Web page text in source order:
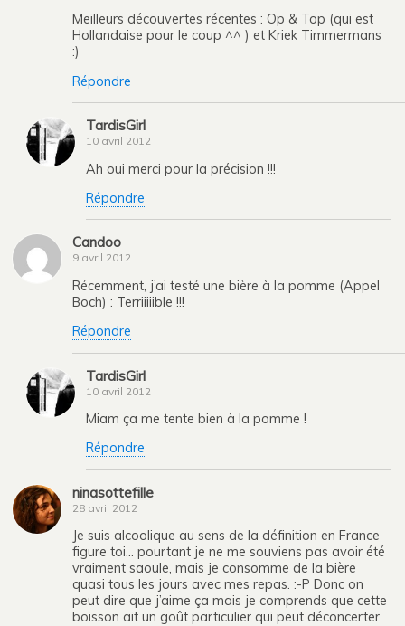
Meilleurs découvertes récentes : Op & Top (qui est
Hollandaise pour le coup ^^ ) et Kriek Timmermans
:)
Répondre
TardisGirl
10 avril 2012
Ah oui merci pour la précision !!!
Répondre
Candoo
9 avril 2012
Récemment, j’ai testé une bière à la pomme (Appel
Boch) : Terriiiiible !!!
Répondre
TardisGirl
10 avril 2012
Miam ça me tente bien à la pomme !
Répondre
ninasottefille
28 avril 2012
Je suis alcoolique au sens de la définition en France
figure toi… pourtant je ne me souviens pas avoir été
vraiment saoule, mais je consomme de la bière
quasi tous les jours avec mes repas. :-P Donc on
peut dire que j’aime ça mais je comprends que cette
boisson ait un goût particulier qui peut déconcerter